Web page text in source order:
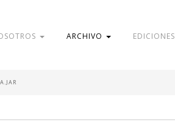
ARCHIVO EDICIONES